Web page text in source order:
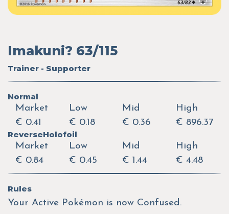
Imakuni? 63/115
Trainer - Supporter
Normal
Market
€ 0.41
Low
€ 0.18
Mid
€ 0.36
High
€ 896.37
ReverseHolofoil
Market
€ 0.84
Low
€ 0.45
Mid
€ 1.44
High
€ 4.48
Rules
Your Active Pokémon is now Confused.